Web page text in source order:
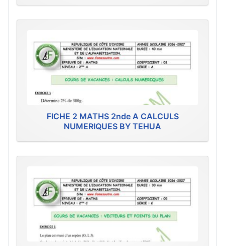
FICHE 2 MATHS 2nde A CALCULS
NUMERIQUES BY TEHUA